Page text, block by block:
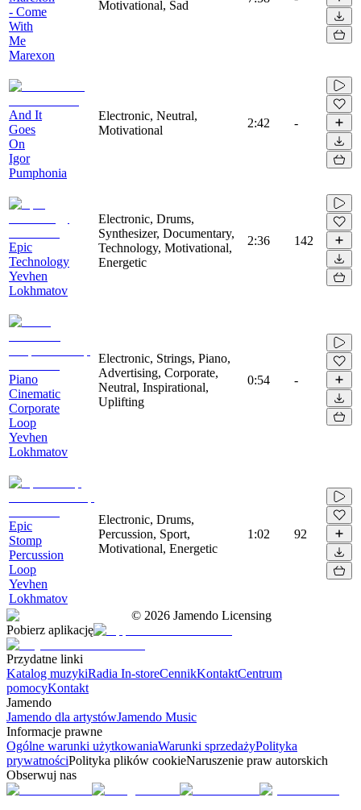
- Come
With
Me
Marexon
Motivational, Sad
And It
Goes
On
Igor
Pumphonia
Electronic, Neutral,
Motivational
2:42 -
Epic
Technology
Yevhen
Lokhmatov
Electronic, Drums,
Synthesizer, Documentary,
Technology, Motivational,
Energetic
2:36 142
Piano
Cinematic
Corporate
Loop
Yevhen
Lokhmatov
Electronic, Strings, Piano,
Advertising, Corporate,
Neutral, Inspirational,
Uplifting
0:54 -
Epic
Stomp
Percussion
Loop
Yevhen
Lokhmatov
Electronic, Drums,
Percussion, Sport,
Motivational, Energetic
1:02 92
© 2026 Jamendo Licensing
Pobierz aplikację
Przydatne linki
Katalog muzykiRadia In-storeCennikKontaktCentrum
pomocyKontakt
Jamendo
Jamendo dla artystówJamendo Music
Informacje prawne
Ogólne warunki użytkowaniaWarunki sprzedażyPolityka
prywatnościPolityka plików cookieNaruszenie praw autorskich
Obserwuj nas